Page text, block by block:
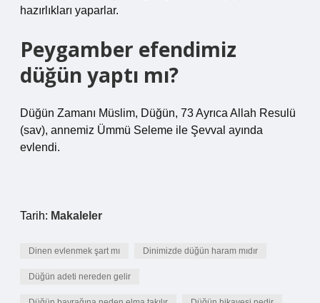
hazırlıkları yaparlar.
Peygamber efendimiz
düğün yaptı mı?
Düğün Zamanı Müslim, Düğün, 73 Ayrıca Allah Resulü
(sav), annemiz Ümmü Seleme ile Şevval ayında
evlendi.
Tarih: Makaleler
Dinen evlenmek şart mı Dinimizde düğün haram mıdır
Düğün adeti nereden gelir